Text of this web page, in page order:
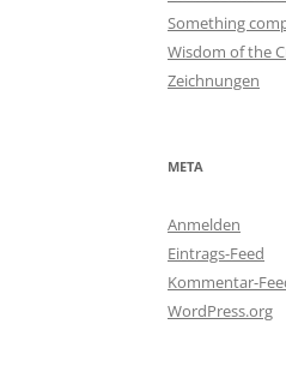
Something
Wisdom of the
Zeichnungen
META
Anmelden
Eintrags-Feed
Kommentar-
WordPress.org